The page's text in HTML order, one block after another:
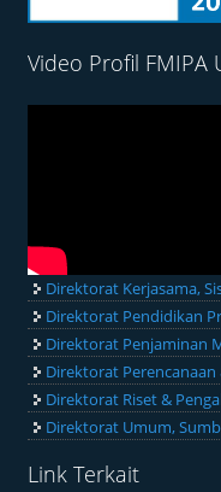
Video Profil FMIPA
Direktorat Kerjasama,
Direktorat Pendidikan
Direktorat Penjaminan
Direktorat Perencanaan
Direktorat Riset &
Direktorat Umum,
Link Terkait